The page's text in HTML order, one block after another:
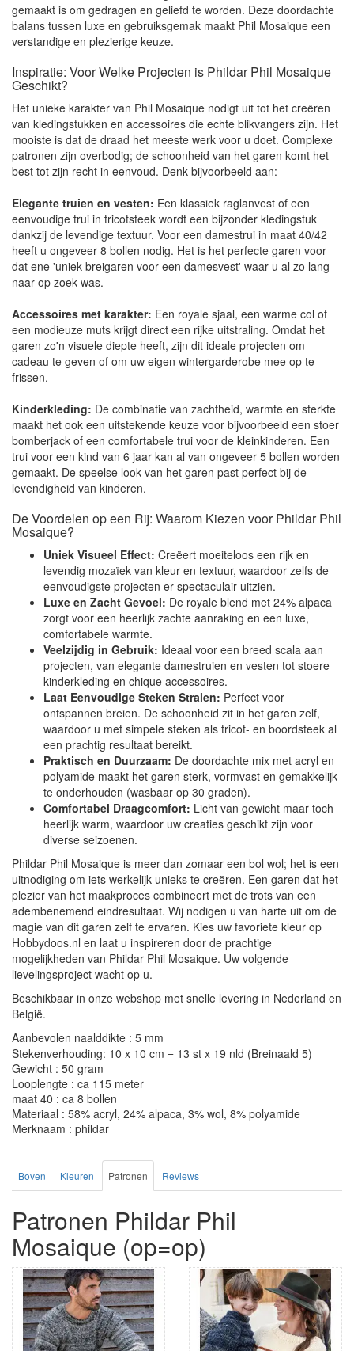
gemaakt is om gedragen en geliefd te worden. Deze doordachte
balans tussen luxe en gebruiksgemak maakt Phil Mosaique een
verstandige en plezierige keuze.
Inspiratie: Voor Welke Projecten is Phildar Phil Mosaique
Geschikt?
Het unieke karakter van Phil Mosaique nodigt uit tot het creëren
van kledingstukken en accessoires die echte blikvangers zijn. Het
mooiste is dat de draad het meeste werk voor u doet. Complexe
patronen zijn overbodig; de schoonheid van het garen komt het
best tot zijn recht in eenvoud. Denk bijvoorbeeld aan:
Elegante truien en vesten: Een klassiek raglanvest of een
eenvoudige trui in tricotsteek wordt een bijzonder kledingstuk
dankzij de levendige textuur. Voor een damestrui in maat 40/42
heeft u ongeveer 8 bollen nodig. Het is het perfecte garen voor
dat ene 'uniek breigaren voor een damesvest' waar u al zo lang
naar op zoek was.
Accessoires met karakter: Een royale sjaal, een warme col of
een modieuze muts krijgt direct een rijke uitstraling. Omdat het
garen zo'n visuele diepte heeft, zijn dit ideale projecten om
cadeau te geven of om uw eigen wintergarderobe mee op te
frissen.
Kinderkleding: De combinatie van zachtheid, warmte en sterkte
maakt het ook een uitstekende keuze voor bijvoorbeeld een stoer
bomberjack of een comfortabele trui voor de kleinkinderen. Een
trui voor een kind van 6 jaar kan al van ongeveer 5 bollen worden
gemaakt. De speelse look van het garen past perfect bij de
levendigheid van kinderen.
De Voordelen op een Rij: Waarom Kiezen voor Phildar Phil
Mosaique?
Uniek Visueel Effect: Creëert moeiteloos een rijk en
levendig mozaïek van kleur en textuur, waardoor zelfs de
eenvoudigste projecten er spectaculair uitzien.
Luxe en Zacht Gevoel: De royale blend met 24% alpaca
zorgt voor een heerlijk zachte aanraking en een luxe,
comfortabele warmte.
Veelzijdig in Gebruik: Ideaal voor een breed scala aan
projecten, van elegante damestruien en vesten tot stoere
kinderkleding en chique accessoires.
Laat Eenvoudige Steken Stralen: Perfect voor
ontspannen breien. De schoonheid zit in het garen zelf,
waardoor u met simpele steken als tricot- en boordsteek al
een prachtig resultaat bereikt.
Praktisch en Duurzaam: De doordachte mix met acryl en
polyamide maakt het garen sterk, vormvast en gemakkelijk
te onderhouden (wasbaar op 30 graden).
Comfortabel Draagcomfort: Licht van gewicht maar toch
heerlijk warm, waardoor uw creaties geschikt zijn voor
diverse seizoenen.
Phildar Phil Mosaique is meer dan zomaar een bol wol; het is een
uitnodiging om iets werkelijk unieks te creëren. Een garen dat het
plezier van het maakproces combineert met de trots van een
adembenemend eindresultaat. Wij nodigen u van harte uit om de
magie van dit garen zelf te ervaren. Kies uw favoriete kleur op
Hobbydoos.nl en laat u inspireren door de prachtige
mogelijkheden van Phildar Phil Mosaique. Uw volgende
lievelingsproject wacht op u.
Beschikbaar in onze webshop met snelle levering in Nederland en
België.
Aanbevolen naalddikte : 5 mm
Stekenverhouding: 10 x 10 cm = 13 st x 19 nld (Breinaald 5)
Gewicht : 50 gram
Looplengte : ca 115 meter
maat 40 : ca 8 bollen
Materiaal : 58% acryl, 24% alpaca, 3% wol, 8% polyamide
Merknaam : phildar
Boven Kleuren Patronen Reviews
Patronen Phildar Phil
Mosaique (op=op)